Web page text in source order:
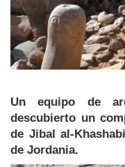
Un equipo de
descubierto un
de Jibal al-
de Jordania.